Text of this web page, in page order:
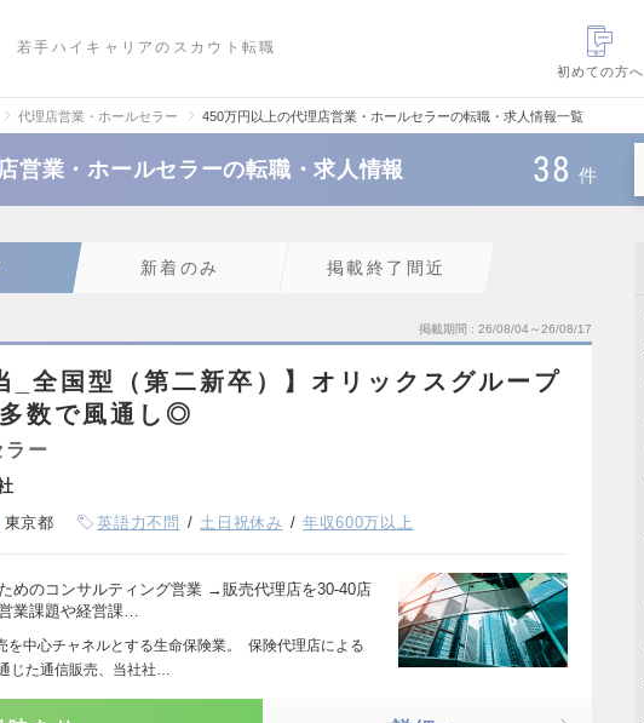
若手ハイキャリアのスカウト転職
初めての方へ
代理店営業・ホールセラー 450万円以上の代理店営業・ホールセラーの転職・求人情報一覧
営業・ホールセラーの転職・求人情報 38 件
新着のみ 掲載終了間近
掲載期間 26/08/04～26/08/17
_全国型（第二新卒）】オリックスグループ
数で風通し◎
ラー
東京都 英語力不問 土日祝休み 年収600万以上
めのコンサルティング営業 →販売代理店を30-40店
業課題や経営課…
を中心チャネルとする生命保険業。 保険代理店による
じた通信販売、当社社…